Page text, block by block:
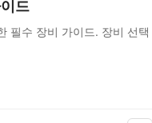
드
필수 장비 가이드. 장비 선택